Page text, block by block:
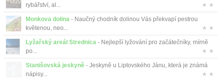
rybářství, al...
★ ★
Monkova dolina - Naučný chodník dolinou Vás překvapí pestrou
květenou, neo...
★ ★
Lyžařský areál Strednica - Nejlepší lyžování pro začátečníky, mírně
po...
★ ★
Stanišovská jeskyně - Jeskyně u Liptovského Jánu, která je známá
nápisy...
★ ★